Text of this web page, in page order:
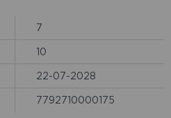
7
10
22-07-2028
7792710000175